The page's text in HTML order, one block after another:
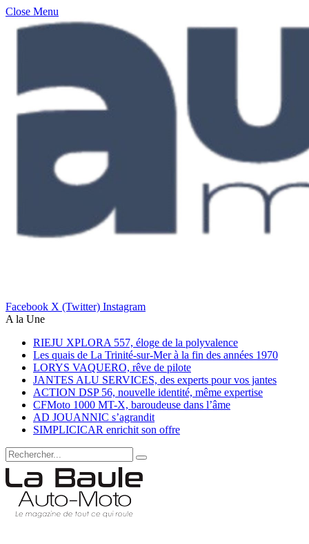
Close Menu
Facebook X (Twitter) Instagram
A la Une
RIEJU XPLORA 557, éloge de la polyvalence
Les quais de La Trinité-sur-Mer à la fin des années 1970
LORYS VAQUERO, rêve de pilote
JANTES ALU SERVICES, des experts pour vos jantes
ACTION DSP 56, nouvelle identité, même expertise
CFMoto 1000 MT-X, baroudeuse dans l’âme
AD JOUANNIC s’agrandit
SIMPLICICAR enrichit son offre